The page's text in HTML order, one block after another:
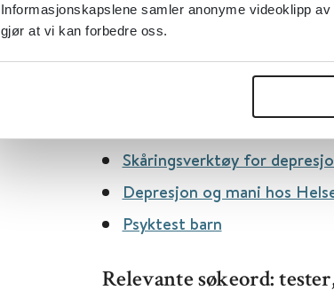
Informasjonskapslene samler anonyme videoklipp
gjør at vi kan forbedre oss.
Tester bør ikke brukes alene
retningslinjer for bruk av tester
kontakt med Helsebiblioteket.
Skåringsverktøy for
Depresjon og mani hos
Psyktest barn
Relevante søkeord: